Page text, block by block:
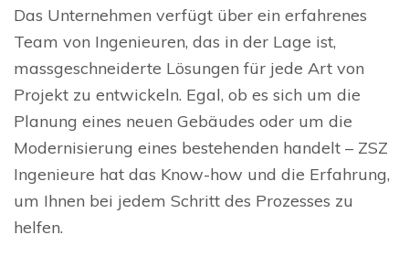
Das Unternehmen verfügt über ein erfahrenes
Team von Ingenieuren, das in der Lage ist,
massgeschneiderte Lösungen für jede Art von
Projekt zu entwickeln. Egal, ob es sich um die
Planung eines neuen Gebäudes oder um die
Modernisierung eines bestehenden handelt – ZSZ
Ingenieure hat das Know-how und die Erfahrung,
um Ihnen bei jedem Schritt des Prozesses zu
helfen.